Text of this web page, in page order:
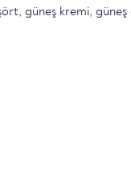
güneş kremi,